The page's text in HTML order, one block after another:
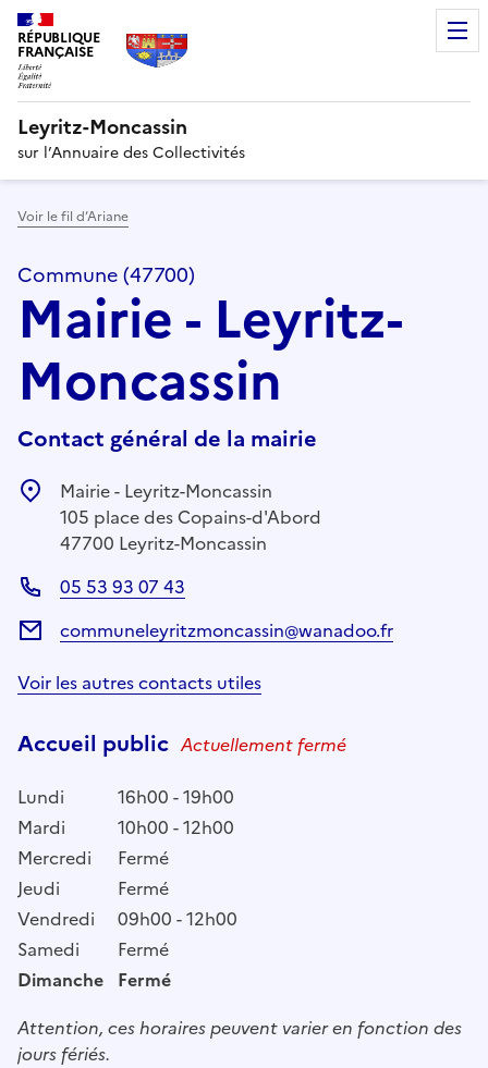
RÉPUBLIQUE
FRANÇAISE
Leyritz-Moncassin
sur l’Annuaire des Collectivités
Voir le fil d’Ariane
Commune (47700)
Mairie - Leyritz-
Moncassin
Contact général de la mairie
Mairie - Leyritz-Moncassin
105 place des Copains-d'Abord
47700 Leyritz-Moncassin
05 53 93 07 43
communeleyritzmoncassin@wanadoo.fr
Voir les autres contacts utiles
Accueil public Actuellement fermé
Lundi
16h00 - 19h00
Mardi
10h00 - 12h00
Mercredi
Fermé
Jeudi
Fermé
Vendredi
09h00 - 12h00
Samedi
Fermé
Dimanche Fermé
Attention, ces horaires peuvent varier en fonction des
jours fériés.